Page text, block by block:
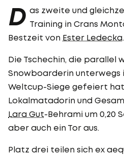
D as zweite und
Training in Crans
Bestzeit von Ester Ledecka.
Die Tschechin, die parallel
Snowboarderin unterwegs
Weltcup-Siege gefeiert
Lokalmatadorin und
Lara Gut-Behrami um 0,20
aber auch ein Tor aus.
Platz drei teilen sich ex